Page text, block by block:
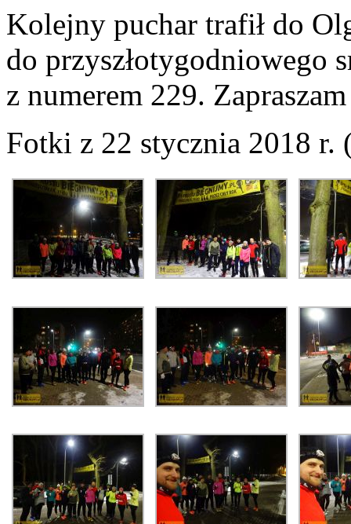
Kolejny puchar trafił do
do przyszłotygodniowego
z numerem 229.
Fotki z 22 stycznia 2018 r.